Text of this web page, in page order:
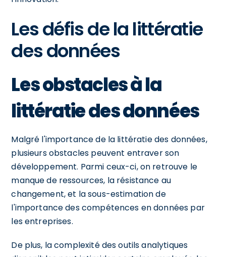
Les défis de la littératie
des données
Les obstacles à la
littératie des données
Malgré l'importance de la littératie des données,
plusieurs obstacles peuvent entraver son
développement. Parmi ceux-ci, on retrouve le
manque de ressources, la résistance au
changement, et la sous-estimation de
l'importance des compétences en données par
les entreprises.
De plus, la complexité des outils analytiques